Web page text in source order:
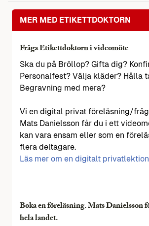
MER MED ETIKETTDOKTORN
Fråga Etikettdoktorn i videomöte
Ska du på Bröllop? Gifta dig?
Personalfest? Välja kläder? Hålla
Begravning med mera?
Vi en digital privat föreläsning/
Mats Danielsson får du i ett
kan vara ensam eller som en
flera deltagare.
Läs mer om en digitalt privatlektion
Boka en föreläsning. Mats Danielsson
hela landet.